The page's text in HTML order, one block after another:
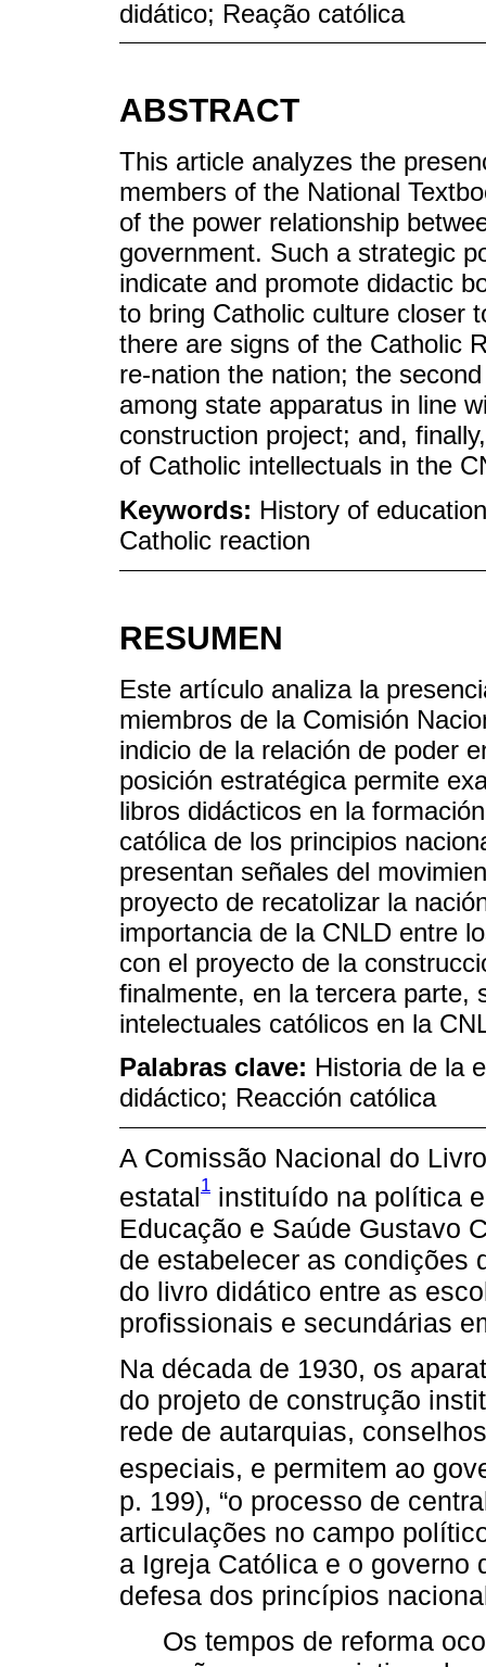
didático; Reação católica
ABSTRACT
This article analyzes the
members of the National
of the power relationship
government. Such a strategic
indicate and promote didactic
to bring Catholic culture closer
there are signs of the Catholic
re-nation the nation; the
among state apparatus in line
construction project; and,
of Catholic intellectuals in the
Keywords: History of
Catholic reaction
RESUMEN
Este artículo analiza la
miembros de la Comisión
indicio de la relación de poder
posición estratégica permite
libros didácticos en la
católica de los principios
presentan señales del
proyecto de recatolizar la
importancia de la CNLD entre
con el proyecto de la
finalmente, en la tercera parte,
intelectuales católicos en la
Palabras clave: Historia de la
didáctico; Reacción católica
A Comissão Nacional do
estatal1 instituído na política
Educação e Saúde Gustavo
de estabelecer as condições
do livro didático entre as
profissionais e secundárias
Na década de 1930, os
do projeto de construção
rede de autarquias,
especiais, e permitem ao
p. 199), “o processo de
articulações no campo
a Igreja Católica e o governo
defesa dos princípios
Os tempos de reforma